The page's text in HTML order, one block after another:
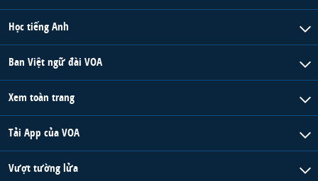
Học tiếng Anh
Ban Việt ngữ đài VOA
Xem toàn trang
Tải App của VOA
Vượt tường lửa